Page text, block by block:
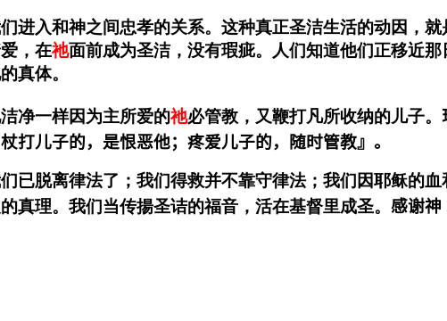
进入和神之间忠孝的关系。这种真正圣洁生活的动因，
，在祂面前成为圣洁，没有瑕疵。人们知道他们正移近
真体。
净一样因为主所爱的祂必管教，又鞭打凡所收纳的儿子。
打儿子的，是恨恶他；疼爱儿子的，随时管教』 。
已脱离律法了；我们得救并不靠守律法；我们因耶稣的
真理。我们当传揚圣诘的福音，活在基督里成圣。 感谢神